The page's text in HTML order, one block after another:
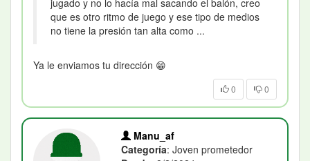
que es otro ritmo de juego y ese tipo de medios
no tiene la presión tan alta como ...
Ya le enviamos tu dirección 😁
0 0
Manu_af
Categoría: Joven prometedor